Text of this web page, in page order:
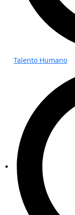
Talento Humano